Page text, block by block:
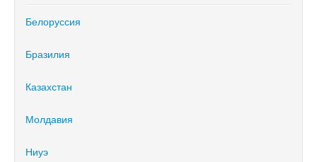
Белоруссия
Бразилия
Казахстан
Молдавия
Ниуэ